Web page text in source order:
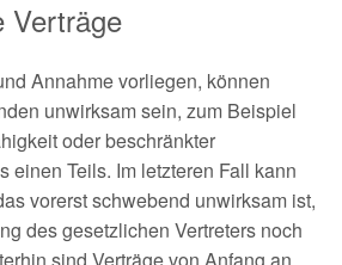
Verträge
Annahme vorliegen, können
unwirksam sein, zum Beispiel
oder beschränkter
einen Teils. Im letzteren Fall kann
vorerst schwebend unwirksam ist,
des gesetzlichen Vertreters noch